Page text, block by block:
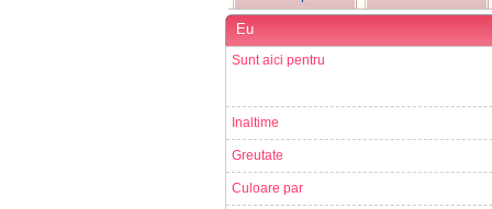
Eu
Sunt aici pentru
Inaltime
Greutate
Culoare par